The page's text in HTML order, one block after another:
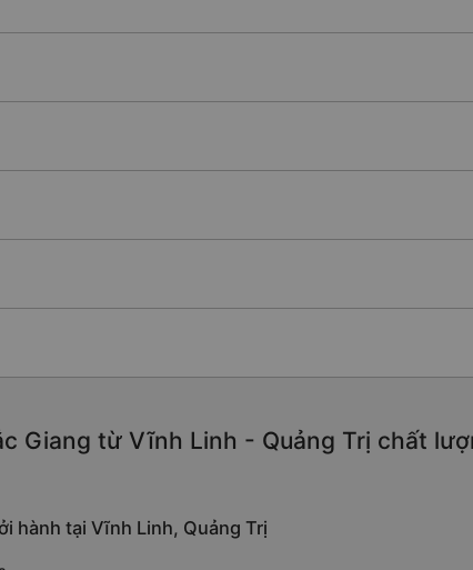
Giang từ Vĩnh Linh - Quảng Trị chất
hành tại Vĩnh Linh, Quảng Trị